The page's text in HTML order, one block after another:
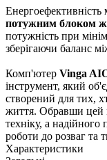
потужним блоком
потужність при
зберігаючи баланс
Комп'ютер Vinga
інструмент, який
створений для тих,
життя. Обравши цей
техніку, а
роботи до розваг та
Характеристики